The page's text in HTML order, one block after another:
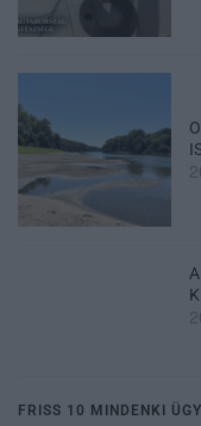
FRISS 10 MINDENKI